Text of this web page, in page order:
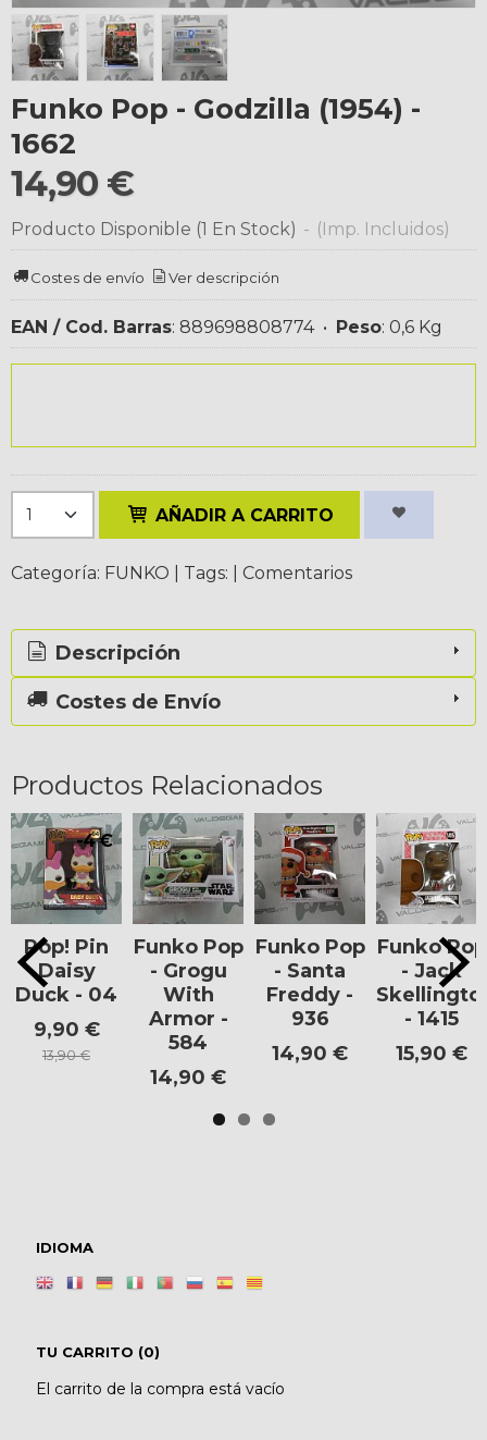
IDIOMA
TU CARRITO (0)
El carrito de la compra está vacío
Funko Pop - Godzilla (1954) -
1662
14,90 €
Producto Disponible (1 En Stock) - (Imp. Incluidos)
Costes de envío Ver descripción
EAN / Cod. Barras: 889698808774• Peso: 0,6 Kg
AÑADIR A CARRITO
Categoría: FUNKO Tags: Comentarios
Descripción
Costes de Envío
Productos Relacionados
-4 €
Pop! Pin
Daisy
Duck - 04
9,90 €
13,90 €
Funko Pop
- Grogu
With
Armor -
584
14,90 €
Funko Pop
- Santa
Freddy -
936
14,90 €
Funko Pop
- Jack
- 1415
15,90 €